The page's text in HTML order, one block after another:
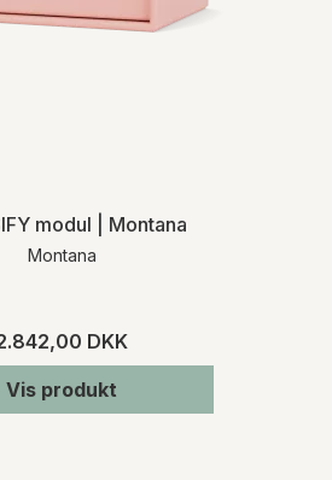
modul | Montana
Montana
DKK
Vis produkt